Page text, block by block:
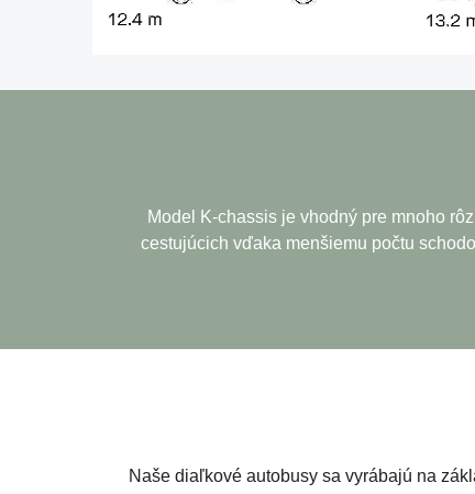
Model K-chassis je vhodný pre mnoho
cestujúcich vďaka menšiemu počtu
Naše diaľkové autobusy sa vyrábajú na